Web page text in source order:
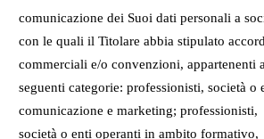
comunicazione dei Suoi dati personali a
con le quali il Titolare abbia stipulato
commerciali e/o convenzioni, appartenenti
seguenti categorie: professionisti, società o
comunicazione e marketing; professionisti,
società o enti operanti in ambito formativo,